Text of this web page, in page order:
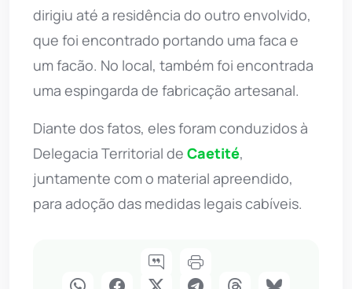
dirigiu até a residência do outro envolvido,
que foi encontrado portando uma faca e
um facão. No local, também foi encontrada
uma espingarda de fabricação artesanal.
Diante dos fatos, eles foram conduzidos à
Delegacia Territorial de Caetité,
juntamente com o material apreendido,
para adoção das medidas legais cabíveis.